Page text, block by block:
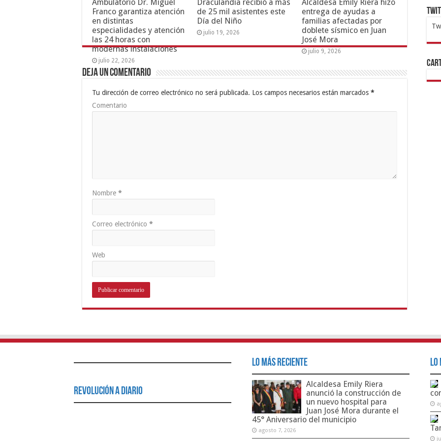
Ambulatorio Dr. Miguel
Franco garantiza atención
en distintas
especialidades y atención
las 24 horas con
modernas instalaciones
julio 22, 2026
Draculandia recibió a más
de 25 mil asistentes este
Día del Niño
julio 19, 2026
Alcaldesa Emily Riera hizo
entrega de ayudas a
familias afectadas por
doblete sísmico en Juan
José Mora
julio 9, 2026
Deja un comentario
Tu dirección de correo electrónico no será publicada. Los campos necesarios están marcados *
Comentario
Nombre *
Correo electrónico *
Web
Revolución a Diario
Lo Más Reciente
Alcaldesa Emily Riera
anunció la construcción de
un nuevo hospital para
Juan José Mora durante el
45° Aniversario del municipio
agosto 7, 2026
Lo